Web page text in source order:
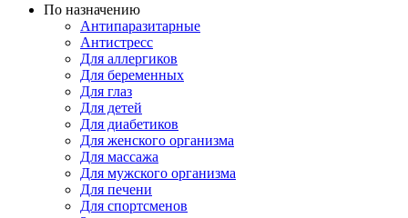
По назначению
Антипаразитарные
Антистресс
Для аллергиков
Для беременных
Для глаз
Для детей
Для диабетиков
Для женского организма
Для массажа
Для мужского организма
Для печени
Для спортсменов